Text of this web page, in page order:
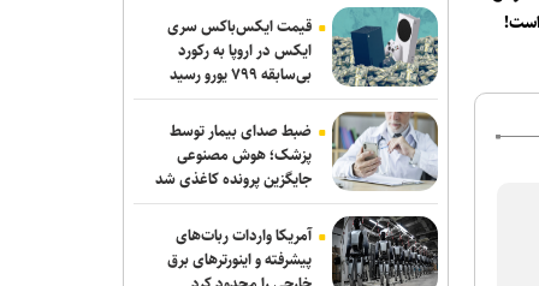
برگزاری مجمع آژانس انرژی اتمی اوایل
شهریور در آمریکا
گفت‌وگوی تلفنی وزرای امور خارجه ایران و
ایتالیا
پیام هشدار مقاومت یمن به ریاض
قدردانی از حضور حماسی ملت مبعوث
قیمت ایکس‌باکس سری
ایکس در اروپا به رکورد
بی‌سابقه ۷۹۹ یورو رسید
ضبط صدای بیمار توسط
پزشک؛ هوش مصنوعی
جایگزین پرونده کاغذی شد
آمریکا واردات ربات‌های
پیشرفته و اینورترهای برق